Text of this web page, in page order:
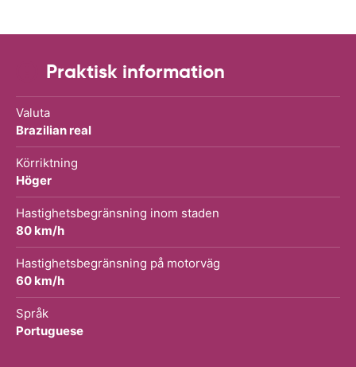
Praktisk information
Valuta
Brazilian real
Körriktning
Höger
Hastighetsbegränsning inom staden
80 km/h
Hastighetsbegränsning på motorväg
60 km/h
Språk
Portuguese